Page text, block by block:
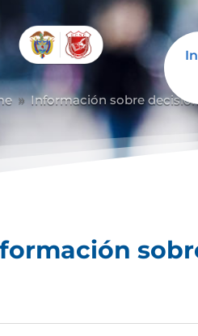
9 Información sobre